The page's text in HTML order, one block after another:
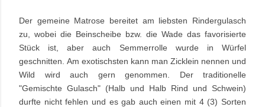
Der gemeine Matrose bereitet am liebsten Rindergulasch
zu, wobei die Beinscheibe bzw. die Wade das favorisierte
Stück ist, aber auch Semmerrolle wurde in Würfel
geschnitten. Am exotischsten kann man Zicklein nennen und
Wild wird auch gern genommen. Der traditionelle
"Gemischte Gulasch" (Halb und Halb Rind und Schwein)
durfte nicht fehlen und es gab auch einen mit 4 (3) Sorten